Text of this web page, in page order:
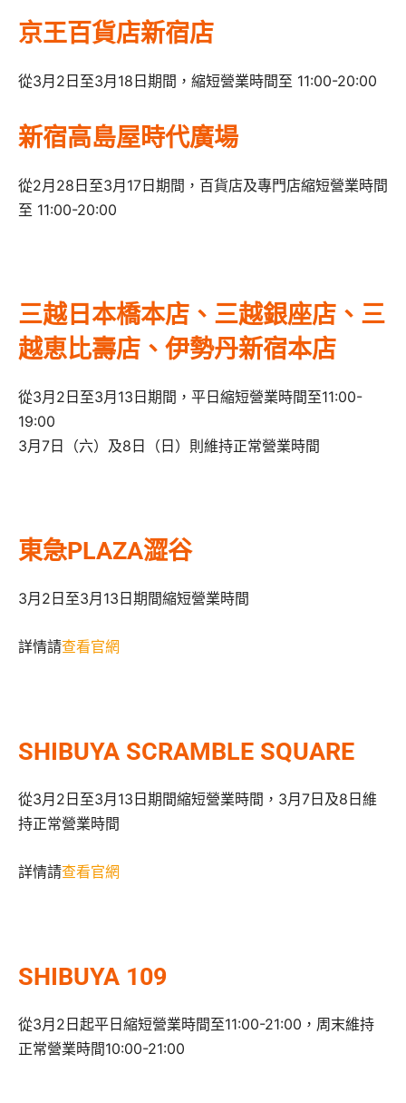
京王百貨店新宿店
從3月2日至3月18日期間，縮短營業時間至 11:00-20:00
新宿高島屋時代廣場
從2月28日至3月17日期間，百貨店及專門店縮短營業時間
至 11:00-20:00
三越日本橋本店、三越銀座店、三
越恵比壽店、伊勢丹新宿本店
從3月2日至3月13日期間，平日縮短營業時間至11:00-
19:00
3月7日（六）及8日（日）則維持正常營業時間
東急PLAZA澀谷
3月2日至3月13日期間縮短營業時間
詳情請查看官網
SHIBUYA SCRAMBLE SQUARE
從3月2日至3月13日期間縮短營業時間，3月7日及8日維
持正常營業時間
詳情請查看官網
SHIBUYA 109
從3月2日起平日縮短營業時間至11:00-21:00，周末維持
正常營業時間10:00-21:00